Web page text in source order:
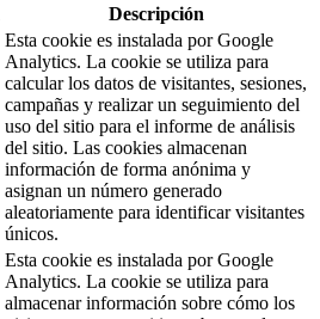
Descripción
Esta cookie es instalada por Google
Analytics. La cookie se utiliza para
calcular los datos de visitantes, sesiones,
campañas y realizar un seguimiento del
uso del sitio para el informe de análisis
del sitio. Las cookies almacenan
información de forma anónima y
asignan un número generado
aleatoriamente para identificar visitantes
únicos.
Esta cookie es instalada por Google
Analytics. La cookie se utiliza para
almacenar información sobre cómo los